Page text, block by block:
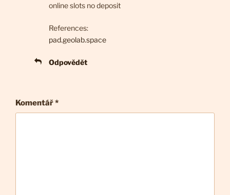
online slots no deposit
References:
pad.geolab.space
Odpovědět
Komentář*